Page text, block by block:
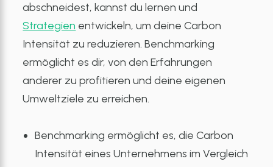
abschneidest, kannst du lernen und
Strategien entwickeln, um deine Carbon
Intensität zu reduzieren. Benchmarking
ermöglicht es dir, von den Erfahrungen
anderer zu profitieren und deine eigenen
Umweltziele zu erreichen.
Benchmarking ermöglicht es, die Carbon
Intensität eines Unternehmens im Vergleich